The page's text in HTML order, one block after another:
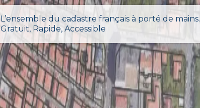
L’ensemble du cadastre français à porté de mains.
Gratuit, Rapide, Accessible